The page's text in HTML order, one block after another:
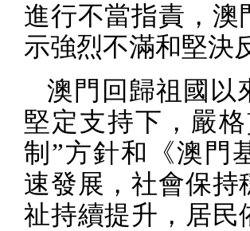
進行不當指責，澳
示強烈不滿和堅決
澳門回歸祖國以
堅定支持下，嚴
制”方針和《澳門
速發展，社會保持
祉持續提升，居民